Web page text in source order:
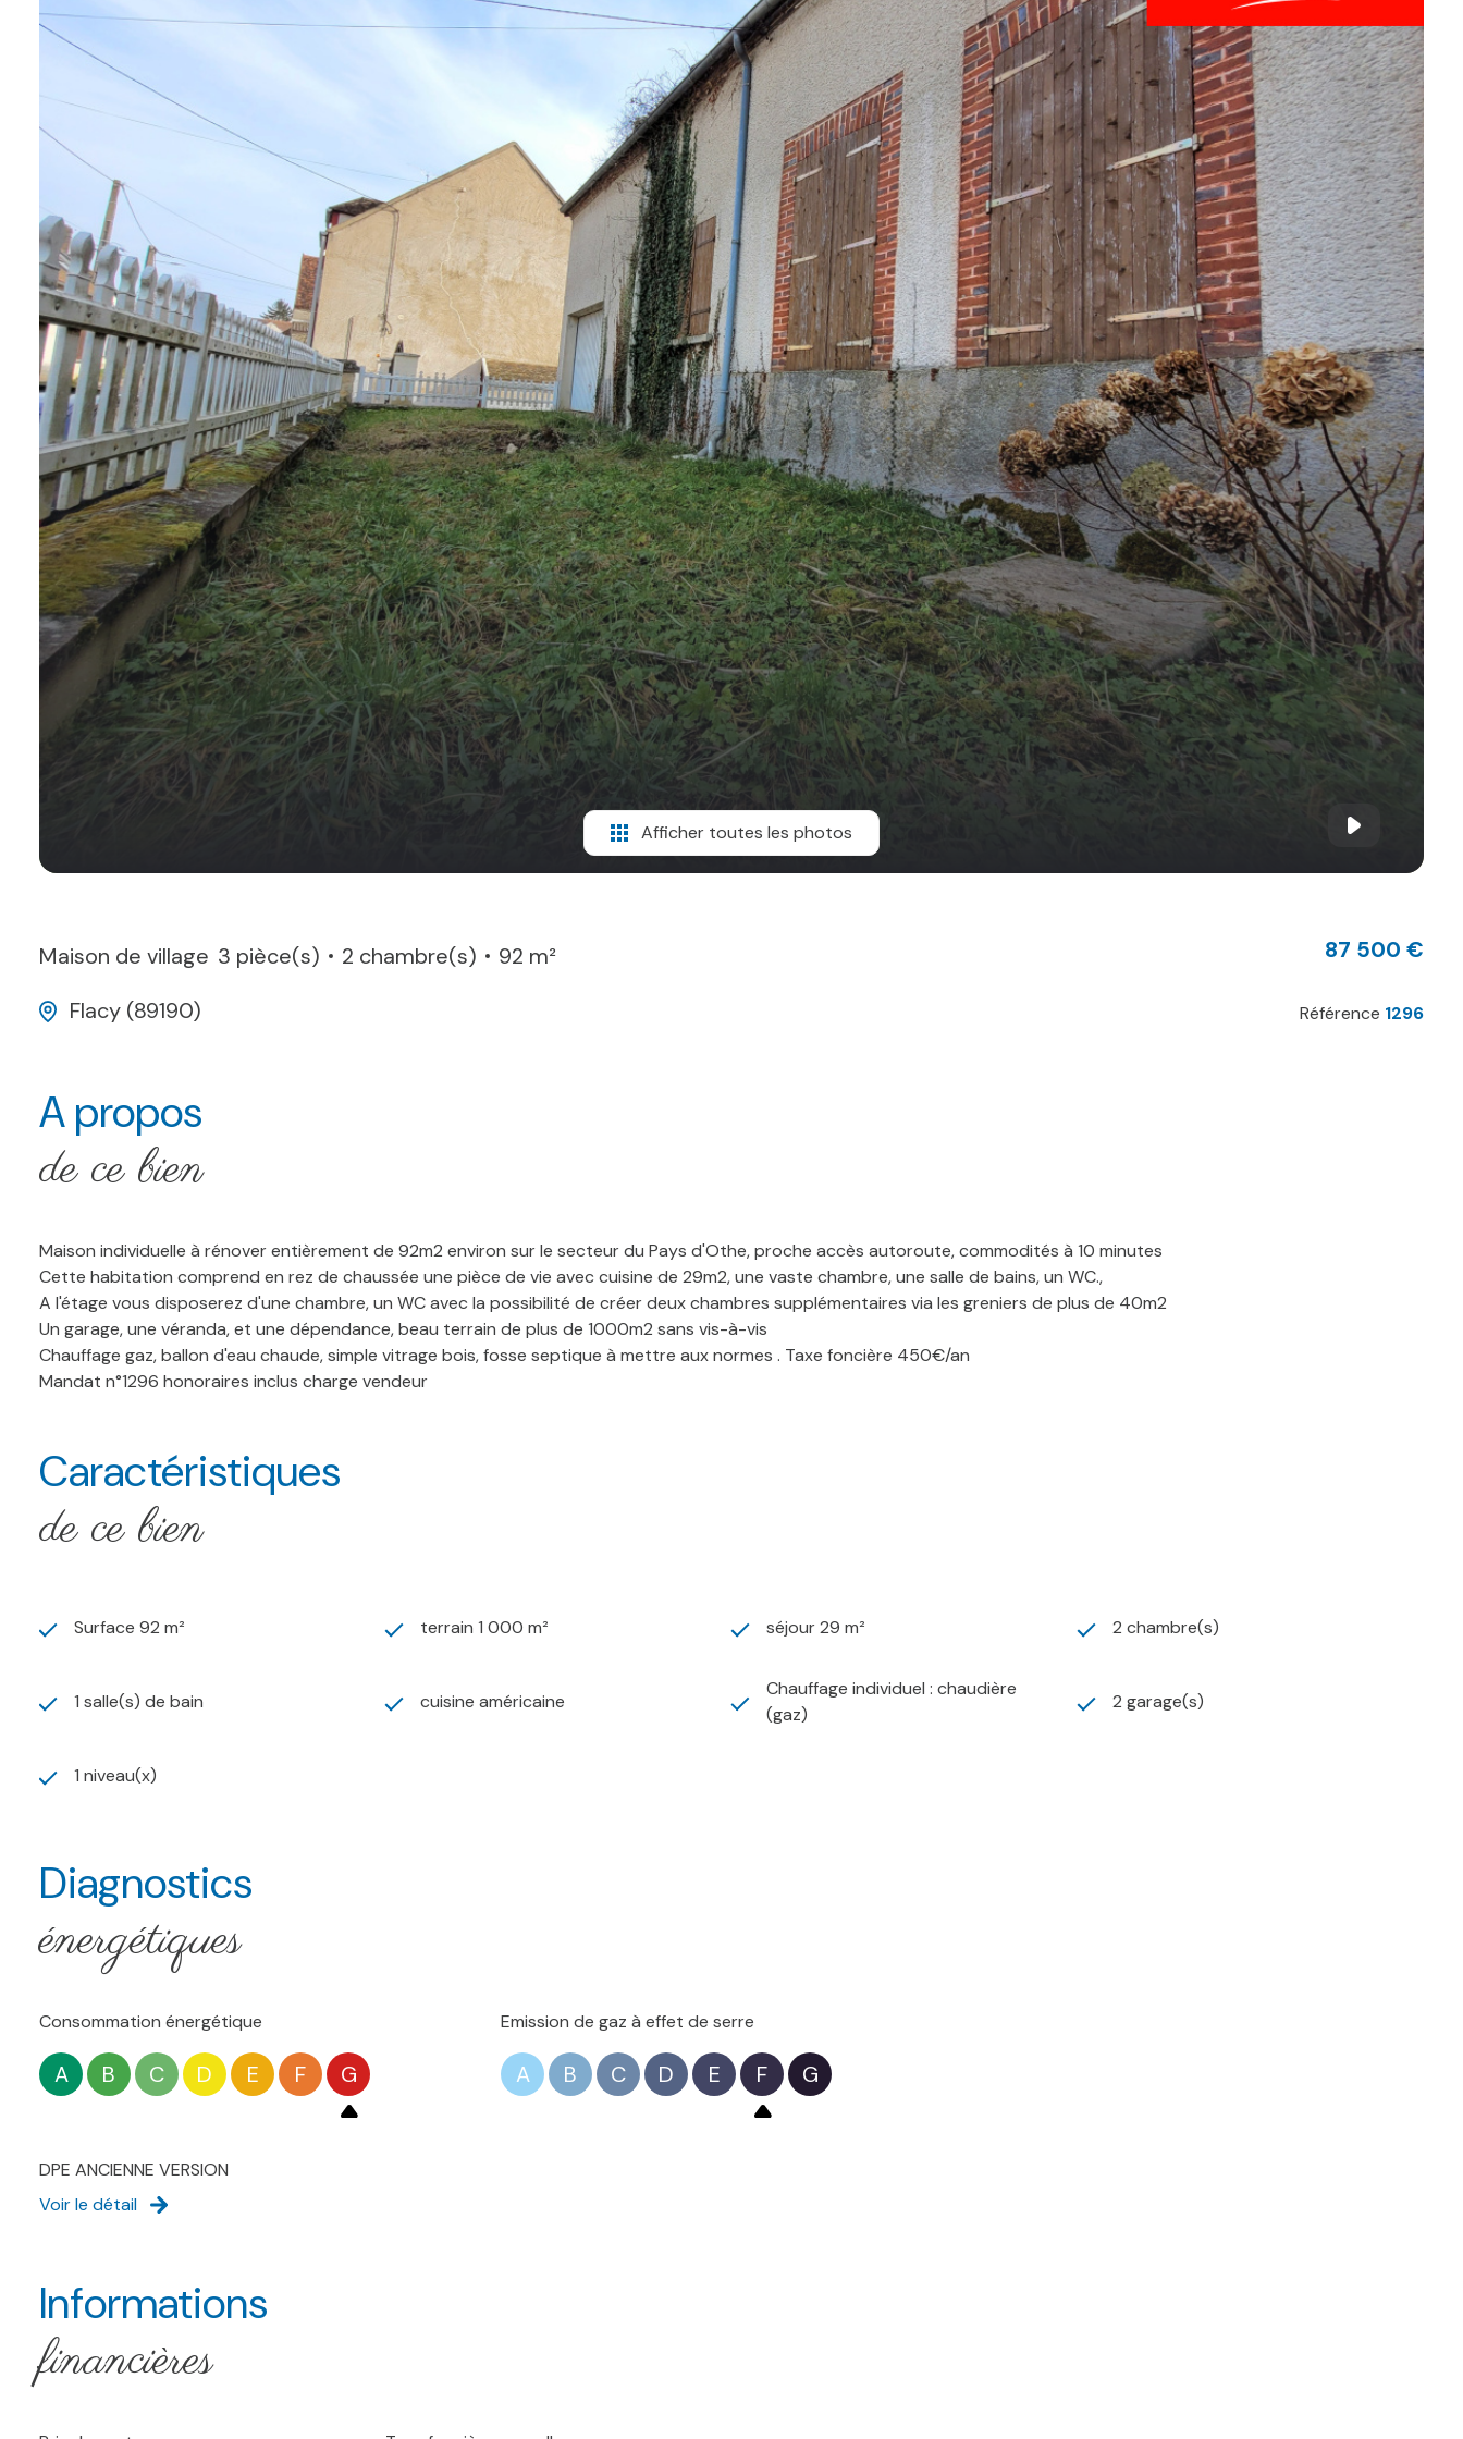
Blog
Enchères
Nous
Alerte
Afficher toutes les photos
Maison de village 3 pièce(s) 2 chambre(s)
92 m²
Flacy (89190)
87 500 €
Référence 1296
A propos
de ce bien
Maison individuelle à rénover entièrement de 92m2 environ sur le secteur du Pays d'Othe, proche accès autoroute, commodités à 10 minutes
Cette habitation comprend en rez de chaussée une pièce de vie avec cuisine de 29m2, une vaste chambre, une salle de bains, un WC.,
A l'étage vous disposerez d'une chambre, un WC avec la possibilité de créer deux chambres supplémentaires via les greniers de plus de 40m2
Un garage, une véranda, et une dépendance, beau terrain de plus de 1000m2 sans vis-à-vis
Chauffage gaz, ballon d'eau chaude, simple vitrage bois, fosse septique à mettre aux normes . Taxe foncière 450€/an
Mandat n°1296 honoraires inclus charge vendeur
Caractéristiques
de ce bien
Surface 92 m² terrain 1 000 m² séjour 29 m² 2 chambre(s)
1 salle(s) de bain cuisine américaine
Chauffage individuel : chaudière
(gaz)
2 garage(s)
1 niveau(x)
Diagnostics
énergétiques
Consommation énergétique
A B C D E F G
Emission de gaz à effet de serre
A B C D E F G
DPE ANCIENNE VERSION
Voir le détail
Informations
financières